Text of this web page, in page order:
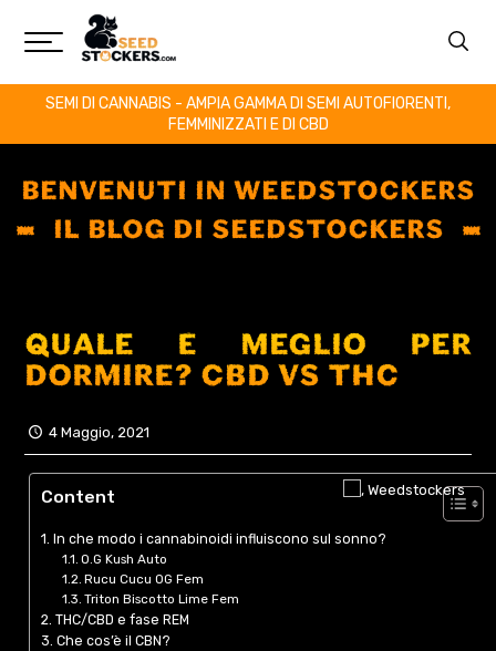
SEMI DI CANNABIS - AMPIA GAMMA DI SEMI AUTOFIORENTI,
FEMMINIZZATI E DI CBD
BENVENUTI IN WEEDSTOCKERS
IL BLOG DI SEEDSTOCKERS
QUALE È MEGLIO PER
DORMIRE? CBD VS THC
4 Maggio, 2021
Content
In che modo i cannabinoidi influiscono sul sonno?
O.G Kush Auto
Rucu Cucu OG Fem
Triton Biscotto Lime Fem
THC/CBD e fase REM
Che cos’è il CBN?